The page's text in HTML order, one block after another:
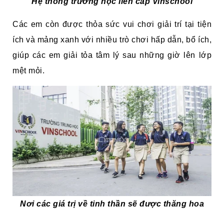
Các em còn được thỏa sức vui chơi giải trí tại tiện
ích và mảng xanh với nhiều trò chơi hấp dẫn, bổ ích,
giúp các em giải tỏa tâm lý sau những giờ lên lớp
mệt mỏi.
Nơi các giá trị về tinh thần sẽ được thăng hoa